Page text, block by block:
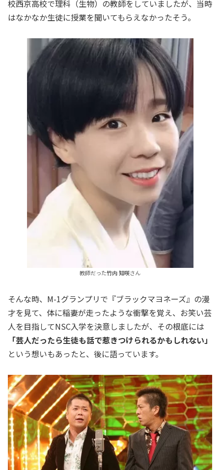
校西京高校で理科（生物）の教師をしていましたが、当時
はなかなか生徒に授業を聞いてもらえなかったそう。
教師だった竹内 知咲さん
そんな時、M-1グランプリで『ブラックマヨネーズ』の漫
才を見て、体に稲妻が走ったような衝撃を覚え、お笑い芸
人を目指してNSC入学を決意しましたが、その根底には
「芸人だったら生徒も話で惹きつけられるかもしれない」
という想いもあったと、後に語っています。